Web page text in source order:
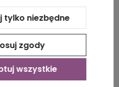
tylko niezbędne
zgody
wszystkie